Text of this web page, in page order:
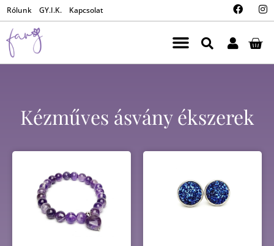
Rólunk GY.I.K. Kapcsolat
Kézműves ásvány ékszerek